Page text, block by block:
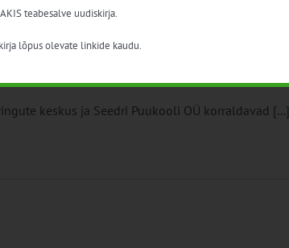
keskus ja Seedri Puukooli OÜ korraldavad [...]
teabesalve uudiskirja.
lõpus olevate linkide kaudu.